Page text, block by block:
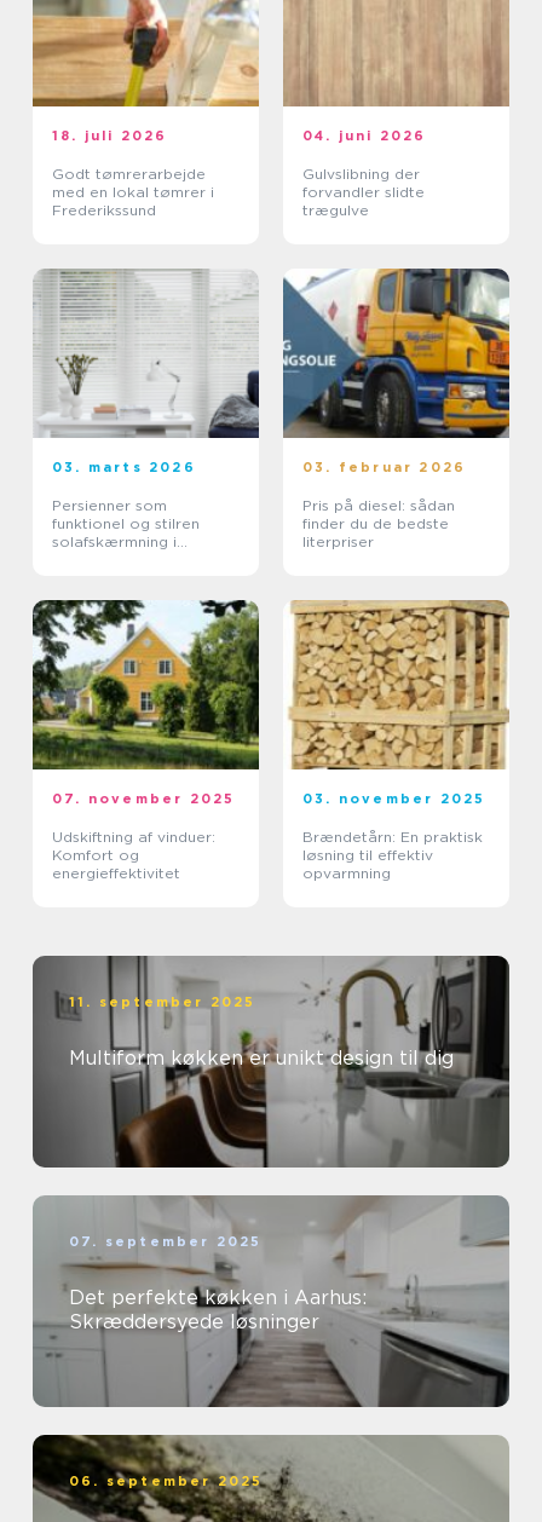
18. juli 2026
Godt tømrerarbejde
med en lokal tømrer i
Frederikssund
04. juni 2026
Gulvslibning der
forvandler slidte
trægulve
03. marts 2026
Persienner som
funktionel og stilren
solafskærmning i
03. februar 2026
Pris på diesel: sådan
finder du de bedste
literpriser
07. november 2025
Udskiftning af vinduer:
Komfort og
energieffektivitet
03. november 2025
Brændetårn: En praktisk
løsning til effektiv
opvarmning
11. september 2025
Multiform køkken er unikt design til dig
07. september 2025
Det perfekte køkken i Aarhus:
Skræddersyede løsninger
06. september 2025